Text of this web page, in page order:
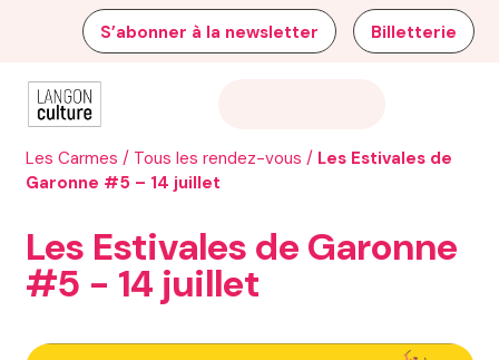
S’abonner à la newsletter Billetterie
Les Carmes / Tous les rendez-vous / Les Estivales de
Garonne #5 – 14 juillet
Les Estivales de Garonne
#5 - 14 juillet